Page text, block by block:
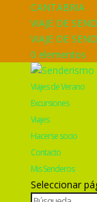
CANTABRIA
VIAJE DE
VIAJE DE
0 elementos
Viajes de Verano
Excursiones
Viajes
Hacerse socio
Contacto
Mis Senderos
Seleccionar